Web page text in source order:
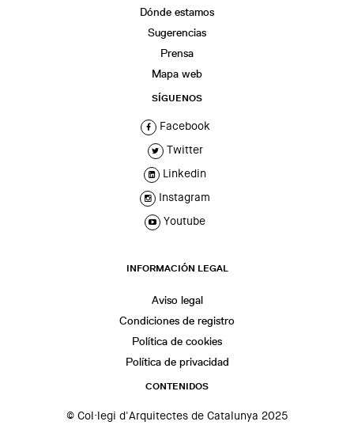
Dónde estamos
Sugerencias
Prensa
Mapa web
SÍGUENOS
Facebook
Twitter
Linkedin
Instagram
Youtube
INFORMACIÓN LEGAL
Aviso legal
Condiciones de registro
Política de cookies
Política de privacidad
CONTENIDOS
© Col·legi d'Arquitectes de Catalunya 2025